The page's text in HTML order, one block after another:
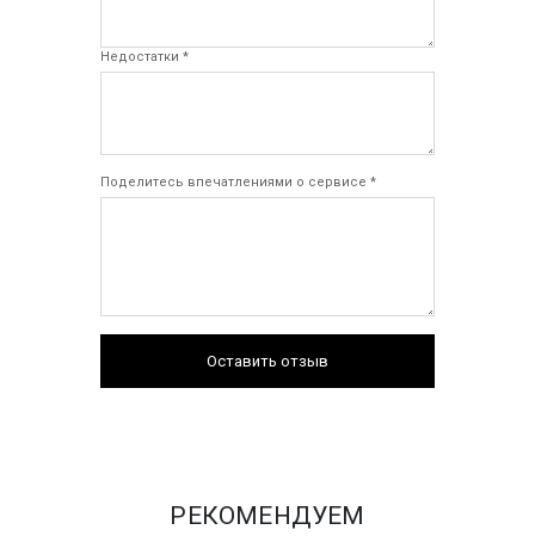
Недостатки *
Поделитесь впечатлениями о сервисе *
Оставить отзыв
РЕКОМЕНДУЕМ